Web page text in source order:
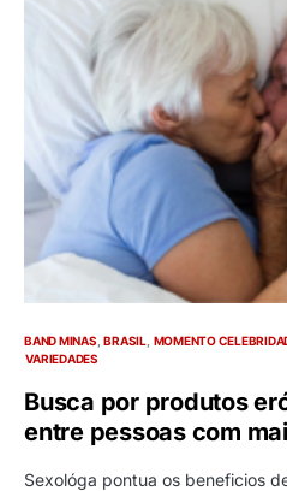
BAND MINAS BRASIL MOMENTO
VARIEDADES
Busca por produtos
entre pessoas com
Sexológa pontua os beneficios